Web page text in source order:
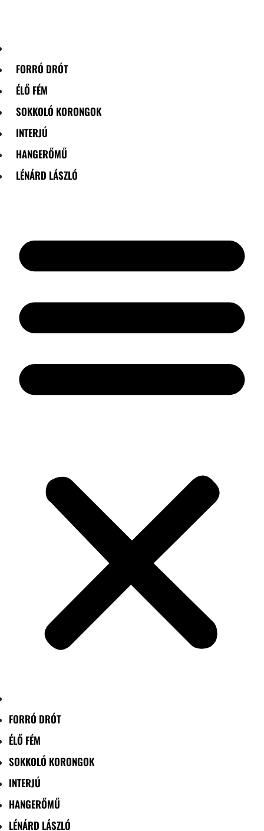
FORRÓ DRÓT
ÉLŐ FÉM
SOKKOLÓ KORONGOK
INTERJÚ
HANGERŐMŰ
LÉNÁRD LÁSZLÓ
FORRÓ DRÓT
ÉLŐ FÉM
SOKKOLÓ KORONGOK
INTERJÚ
HANGERŐMŰ
LÉNÁRD LÁSZLÓ